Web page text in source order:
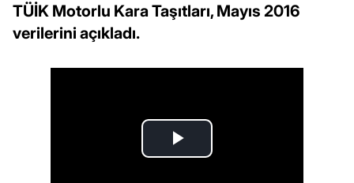
TÜİK Motorlu Kara Taşıtları, Mayıs 2016
verilerini açıkladı.